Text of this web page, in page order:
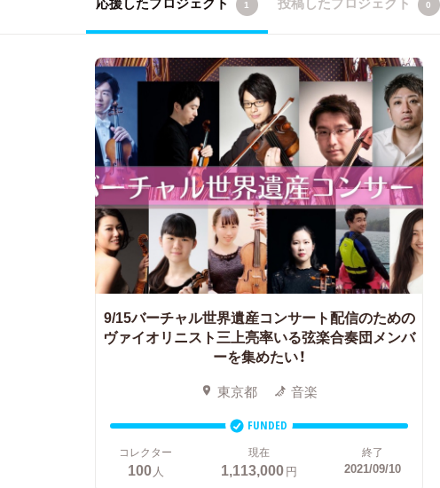
1 0
9/15バーチャル世界遺産コンサート配信のための
ヴァイオリニスト三上亮率いる弦楽合奏団メンバ
ーを集めたい！
東京都 音楽
FUNDED
コレクター
100人
現在
1,113,000円
終了
2021/09/10